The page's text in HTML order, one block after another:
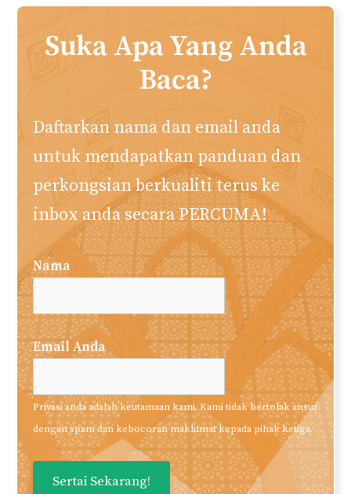
Suka Apa Yang Anda
Baca?
Daftarkan nama dan email anda
untuk mendapatkan panduan dan
perkongsian berkualiti terus ke
inbox anda secara PERCUMA!
Nama
Email Anda
Privasi anda adalah keutamaan kami. Kami tidak bertolak ansur
dengan spam dan kebocoran maklumat kepada pihak ketiga.